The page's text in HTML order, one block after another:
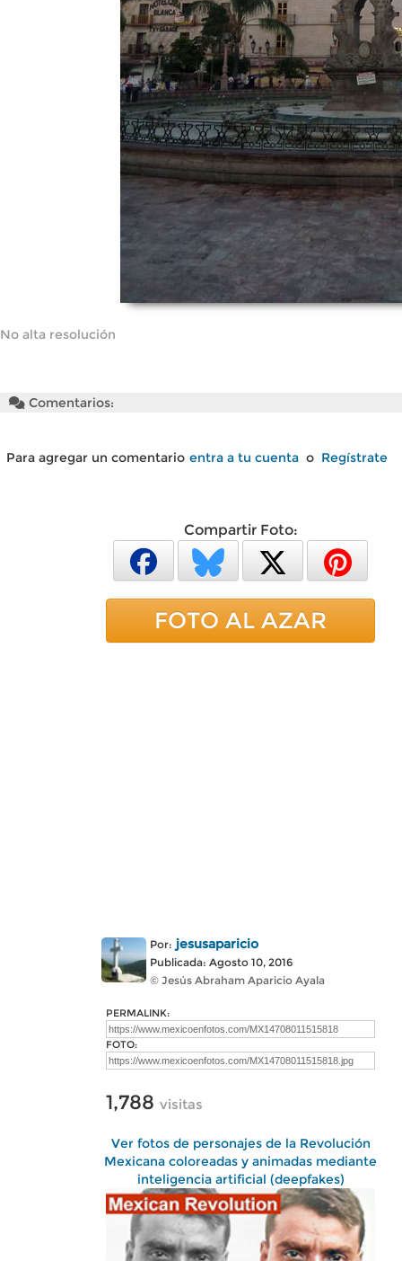
No alta resolución
Comentarios:
Para agregar un comentario entra a tu cuenta o Regístrate
Compartir Foto:
FOTO AL AZAR
Por: jesusaparicio
Publicada: Agosto 10, 2016
© Jesús Abraham Aparicio Ayala
PERMALINK:
FOTO:
1,788 visitas
Ver fotos de personajes de la Revolución
Mexicana coloreadas y animadas mediante
inteligencia artificial (deepfakes)